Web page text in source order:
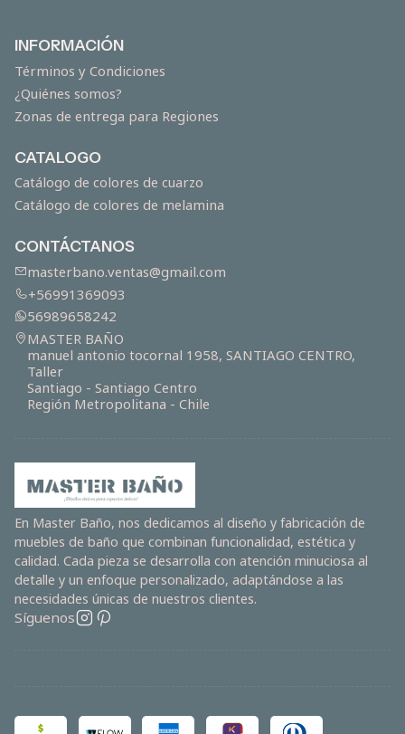
INFORMACIÓN
Términos y Condiciones
¿Quiénes somos?
Zonas de entrega para Regiones
CATALOGO
Catálogo de colores de cuarzo
Catálogo de colores de melamina
CONTÁCTANOS
masterbano.ventas@gmail.com
+56991369093
56989658242
MASTER BAÑO
manuel antonio tocornal 1958, SANTIAGO CENTRO,
Taller
Santiago - Santiago Centro
Región Metropolitana - Chile
En Master Baño, nos dedicamos al diseño y fabricación de
muebles de baño que combinan funcionalidad, estética y
calidad. Cada pieza se desarrolla con atención minuciosa al
detalle y un enfoque personalizado, adaptándose a las
necesidades únicas de nuestros clientes.
Síguenos